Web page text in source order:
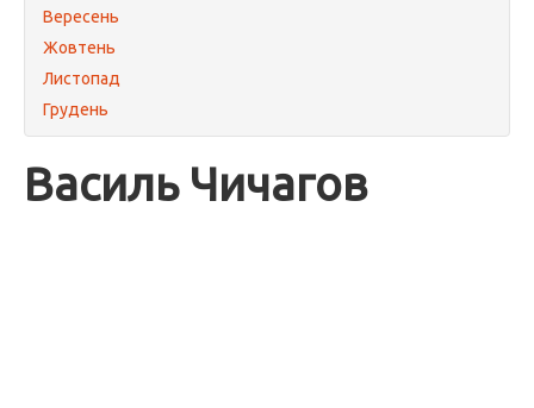
Вересень
Жовтень
Листопад
Грудень
Василь Чичагов